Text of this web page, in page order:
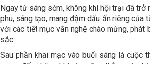
Ngay từ sáng sớm, không khí hội trại đã
phu, sáng tạo, mang đậm dấu ấn riêng của
với các tiết mục văn nghệ chào mừng,
sắc.
Sau phần khai mạc vào buổi sáng là cuộc